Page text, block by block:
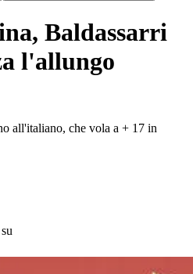
Baldassarri
l'allungo
all'italiano, che vola a + 17 in